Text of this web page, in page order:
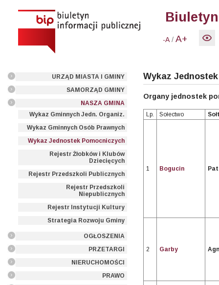
-A /A+
URZĄD MIASTA I GMINY
SAMORZĄD GMINY
NASZA GMINA
Wykaz Gminnych Jedn. Organiz.
Wykaz Gminnych Osób Prawnych
Wykaz Jednostek Pomocniczych
Rejestr Żłobków i Klubów
Dziecięcych
Rejestr Przedszkoli Publicznych
Rejestr Przedszkoli
Niepublicznych
Rejestr Instytucji Kultury
Strategia Rozwoju Gminy
OGŁOSZENIA
PRZETARGI
NIERUCHOMOŚCI
PRAWO
Wykaz
Organy jednostek
Lp. Sołectwo
1 Bogucin
2 Garby